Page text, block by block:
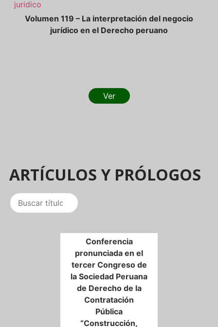
Volumen 119 – La interpretación del negocio
jurídico en el Derecho peruano
Ver
ARTÍCULOS Y PRÓLOGOS
Conferencia
pronunciada en el
tercer Congreso de
la Sociedad Peruana
de Derecho de la
Contratación
Pública
“Construcción,